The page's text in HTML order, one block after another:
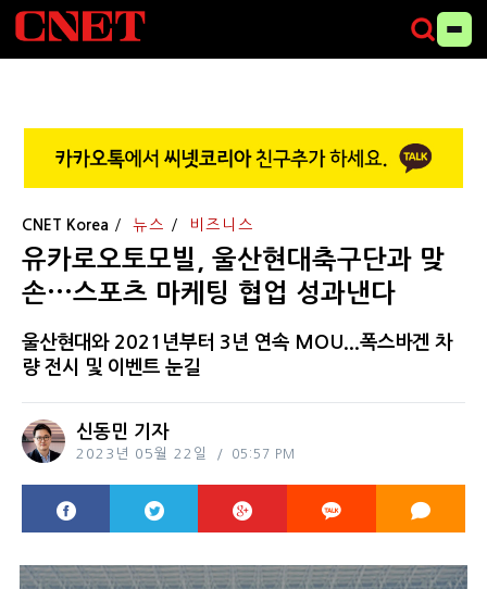
CNET Korea 뉴스 비즈니스
유카로오토모빌, 울산현대축구단과 맞
손···스포츠 마케팅 협업 성과낸다
울산현대와 2021년부터 3년 연속 MOU...폭스바겐 차
량 전시 및 이벤트 눈길
신동민 기자
2023년 05월 22일 05:57 PM